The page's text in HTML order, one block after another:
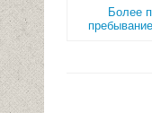
Более